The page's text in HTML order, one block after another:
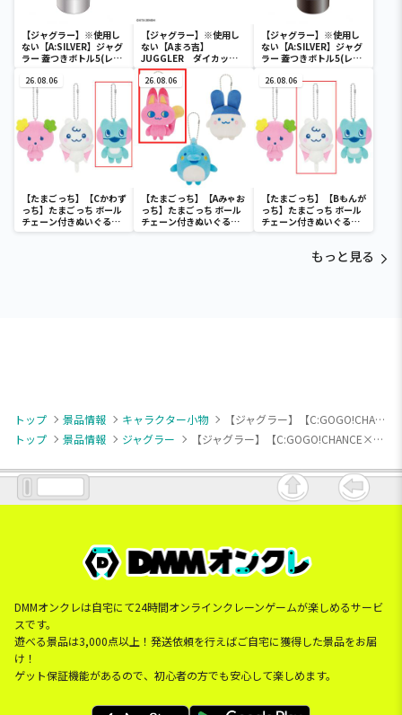
【ジャグラー】※使用し
ない【A:SILVER】ジャグ
ラー 蓋つきボトル5(レイ
【ジャグラー】※使用し
ない【Aまろ吉】
JUGGLER ダイカット
マットvol.4
【ジャグラー】※使用し
ない【A:SILVER】ジャグ
ラー 蓋つきボトル5(レイ
26.08.06
【たまごっち】【Cかわず
っち】たまごっち ボール
チェーン付きぬいぐるみ
～Tamagotchi
26.08.06
【たまごっち】【Aみゃお
っち】たまごっち ボール
チェーン付きぬいぐるみ
～Tamagotchi
26.08.06
【たまごっち】【Bもんが
っち】たまごっち ボール
チェーン付きぬいぐるみ
～Tamagotchi
もっと見る
トップ 景品情報 キャラクター小物
【ジャグラー】【C:GOGO!CHANCE×シルバー】ジャグラー メタルキーホルダー
トップ
景品情報 ジャグラー 【ジャグラー】【C:GOGO!CHANCE×シルバー】ジャグラー メタルキーホルダー
DMMオンクレは自宅にて24時間オンラインクレーンゲームが楽しめるサービ
スです。
遊べる景品は3,000点以上！発送依頼を行えばご自宅に獲得した景品をお届
け！
ゲット保証機能があるので、初心者の方でも安心して楽しめます。